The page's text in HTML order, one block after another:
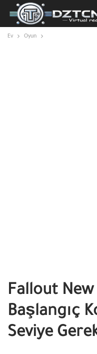
Ev Oyun
Fallout New
Başlangıç
Seviye